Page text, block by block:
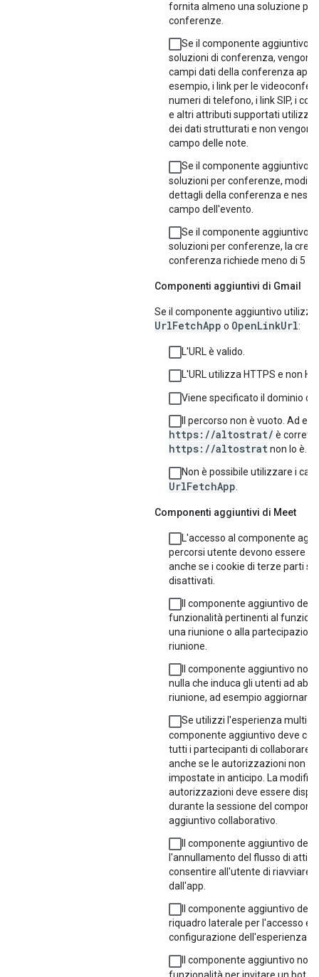
fornita almeno una soluzione per
conferenze.
Se il componente aggiuntivo
soluzioni di conferenza,
campi dati della conferenza
esempio, i link per le
numeri di telefono, i link SIP, i
e altri attributi supportati
dei dati strutturati e non
campo delle note.
Se il componente aggiuntivo
soluzioni per conferenze,
dettagli della conferenza e
campo dell'evento.
Se il componente aggiuntivo
soluzioni per conferenze, la
conferenza richiede meno di 5
Componenti aggiuntivi di Gmail
Se il componente aggiuntivo utilizza
UrlFetchApp o OpenLinkUrl:
L'URL è valido.
L'URL utilizza HTTPS e non
Viene specificato il dominio
Il percorso non è vuoto. Ad
https://altostrat/ è
https://altostratnon lo è.
Non è possibile utilizzare i
UrlFetchApp
Componenti aggiuntivi di Meet
L'accesso al componente
percorsi utente devono essere
anche se i cookie di terze parti
disattivati.
Il componente aggiuntivo
funzionalità pertinenti al
una riunione o alla
riunione.
Il componente aggiuntivo non
nulla che induca gli utenti ad
riunione, ad esempio aggiornare
Se utilizzi l'esperienza
componente aggiuntivo deve
tutti i partecipanti di collaborare
anche se le autorizzazioni non
impostate in anticipo. La
autorizzazioni deve essere
durante la sessione del
aggiuntivo collaborativo.
Il componente aggiuntivo
l'annullamento del flusso di
consentire all'utente di riavviare
dall'app.
Il componente aggiuntivo
riquadro laterale per l'accesso e
configurazione dell'esperienza
Il componente aggiuntivo
funzionalità per invitare un bot o